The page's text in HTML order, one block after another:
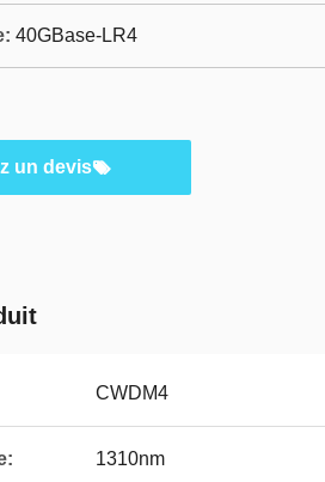
40GBase-LR4
un devis
CWDM4
1310nm